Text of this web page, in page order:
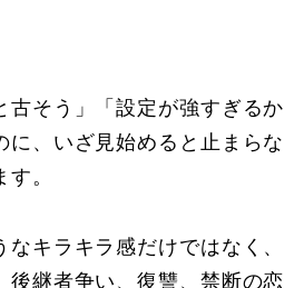
古そう」「設定が強すぎるか
に、いざ見始めると止まらな
。
キラキラ感だけではなく、
後継者争い、復讐、禁断の恋